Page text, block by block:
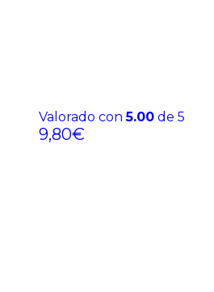
Valorado con5.00 de 5
9,80€